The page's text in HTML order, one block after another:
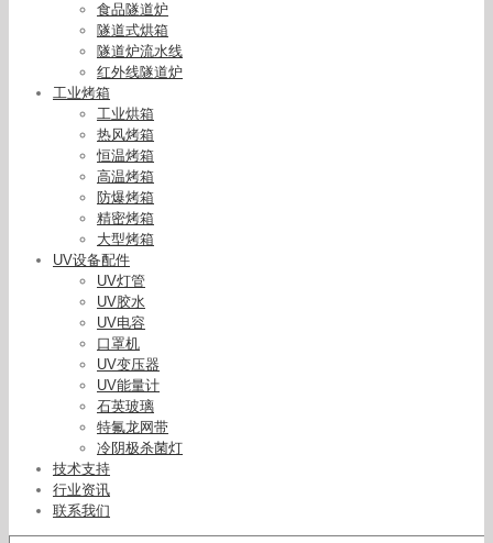
食品隧道炉
隧道式烘箱
隧道炉流水线
红外线隧道炉
工业烤箱
工业烘箱
热风烤箱
恒温烤箱
高温烤箱
防爆烤箱
精密烤箱
大型烤箱
UV设备配件
UV灯管
UV胶水
UV电容
口罩机
UV变压器
UV能量计
石英玻璃
特氟龙网带
冷阴极杀菌灯
技术支持
行业资讯
联系我们
uv胶固化灯管_紫外线灯3000w灯管水银灯高压汞